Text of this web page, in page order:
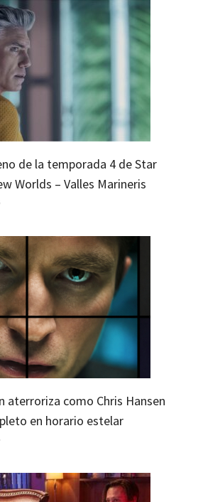
de la temporada 4 de Star
Worlds – Valles Marineris
aterroriza como Chris Hansen
en horario estelar